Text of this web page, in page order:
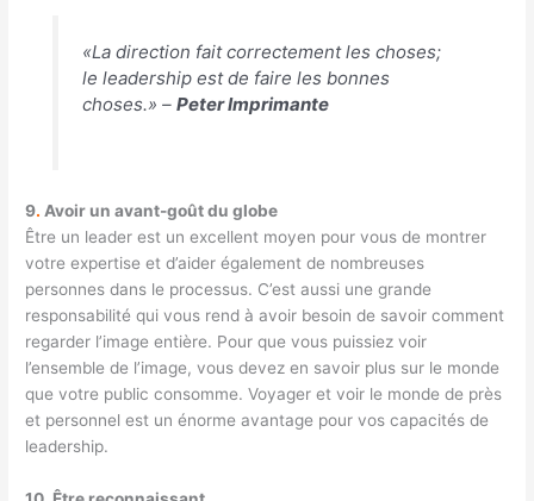
«La direction fait correctement les choses;
le leadership est de faire les bonnes
choses.» – Peter Imprimante
9. Avoir un avant-goût du globe
Être un leader est un excellent moyen pour vous de montrer
votre expertise et d’aider également de nombreuses
personnes dans le processus. C’est aussi une grande
responsabilité qui vous rend à avoir besoin de savoir comment
regarder l’image entière. Pour que vous puissiez voir
l’ensemble de l’image, vous devez en savoir plus sur le monde
que votre public consomme. Voyager et voir le monde de près
et personnel est un énorme avantage pour vos capacités de
leadership.